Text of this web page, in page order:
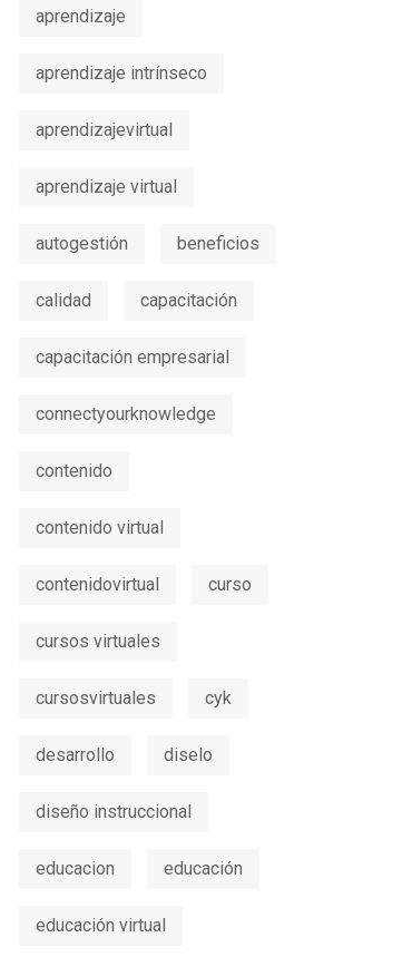
aprendizaje
aprendizaje intrínseco
aprendizajevirtual
aprendizaje virtual
autogestión beneficios
calidad capacitación
capacitación empresarial
connectyourknowledge
contenido
contenido virtual
contenidovirtual curso
cursos virtuales
cursosvirtuales cyk
desarrollo diselo
diseño instruccional
educacion educación
educación virtual